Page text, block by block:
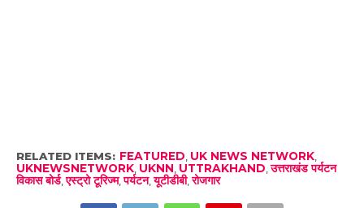
RELATED ITEMS: FEATURED UK NEWS NETWORK,
UKNEWSNETWORK, UKNN UTTRAKHAND ,उत्तराखंड पर्यटन
विकास बोर्ड,एस्ट्रो टूरिज्म,पर्यटन,यूटीडीबी,रोजगार